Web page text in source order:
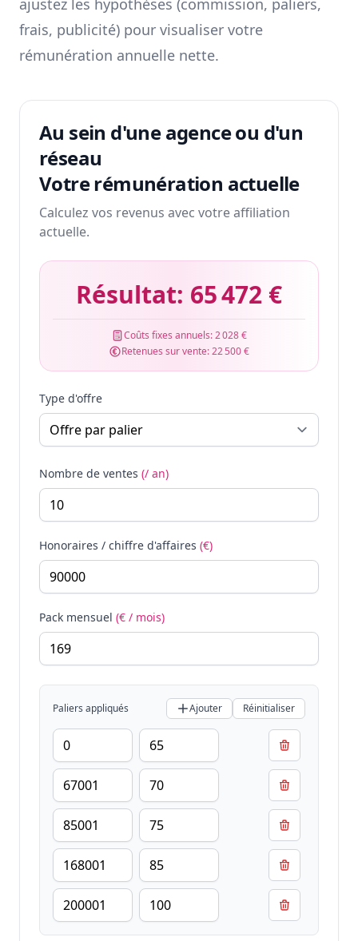
ajustez les hypothèses (commission, paliers,
frais, publicité) pour visualiser votre
rémunération annuelle nette.
Au sein d'une agence ou d'un
réseau
Votre rémunération actuelle
Calculez vos revenus avec votre affiliation
actuelle.
Résultat: 65 472 €
Coûts fixes annuels:2 028 €
Retenues sur vente:22 500 €
Type d'offre
Nombre de ventes (/ an)
Honoraires / chiffre d'affaires (€)
Pack mensuel (€ / mois)
Paliers appliqués Ajouter Réinitialiser